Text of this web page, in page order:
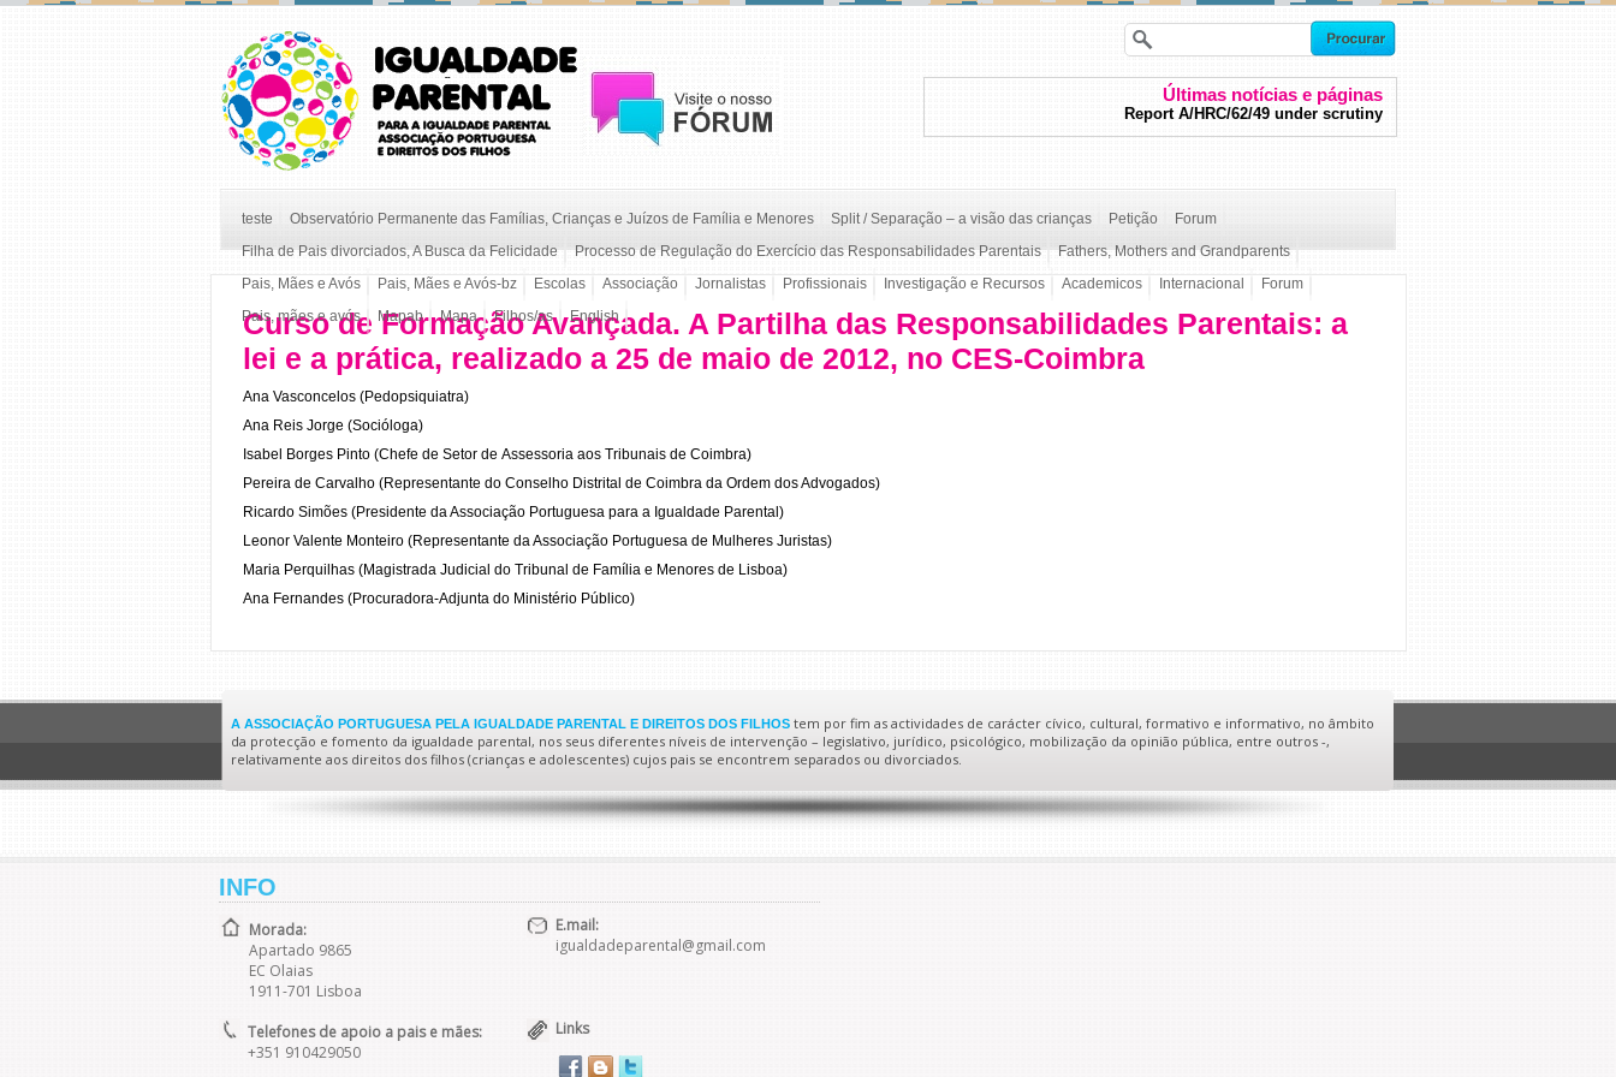
Últimas notícias e páginas
Report A/HRC/62/49 under scrutiny
teste Observatório Permanente das Famílias, Crianças e Juízos de Família e Menores Split / Separação – a visão das crianças Petição
Forum
Filha de Pais divorciados, A Busca da Felicidade
Processo de Regulação do Exercício das Responsabilidades Parentais
Fathers, Mothers and Grandparents
Pais, Mães e Avós
Pais, Mães e Avós-bz Escolas Associação Jornalistas Profissionais Investigação e Recursos Academicos Internacional
Forum
Pais, mães e avós
Mapab Mapa Filhos/as English
Curso de Formação Avançada. A Partilha das Responsabilidades Parentais: a
lei e a prática, realizado a 25 de maio de 2012, no CES-Coimbra
Ana Vasconcelos (Pedopsiquiatra)
Ana Reis Jorge (Socióloga)
Isabel Borges Pinto (Chefe de Setor de Assessoria aos Tribunais de Coimbra)
Pereira de Carvalho (Representante do Conselho Distrital de Coimbra da Ordem dos Advogados)
Ricardo Simões (Presidente da Associação Portuguesa para a Igualdade Parental)
Leonor Valente Monteiro (Representante da Associação Portuguesa de Mulheres Juristas)
Maria Perquilhas (Magistrada Judicial do Tribunal de Família e Menores de Lisboa)
Ana Fernandes (Procuradora-Adjunta do Ministério Público)
A ASSOCIAÇÃO PORTUGUESA PELA IGUALDADE PARENTAL E DIREITOS DOS FILHOS tem por fim as actividades de carácter cívico, cultural, formativo e informativo, no âmbito
da protecção e fomento da igualdade parental, nos seus diferentes níveis de intervenção – legislativo, jurídico, psicológico, mobilização da opinião pública, entre outros -,
relativamente aos direitos dos filhos (crianças e adolescentes) cujos pais se encontrem separados ou divorciados.
INFO
Morada:
Apartado 9865
EC Olaias
1911-701 Lisboa
E.mail:
igualdadeparental@gmail.com
Telefones de apoio a pais e mães:
+351 910429050
Links